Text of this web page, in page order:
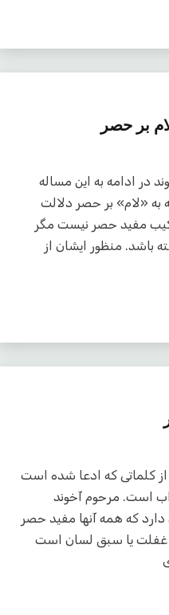
بر حصر
مرحوم آخوند در ادامه به این مساله
به «لام» بر حصر دلالت
مفید حصر نیست مگر
باشد. منظور ایشان از
۱۴۰۳ یکی دیگر از کلماتی که ادعا شده است
است. مرحوم آخوند
که همه آنها مفید حصر
غفلت یا سبق لسان است